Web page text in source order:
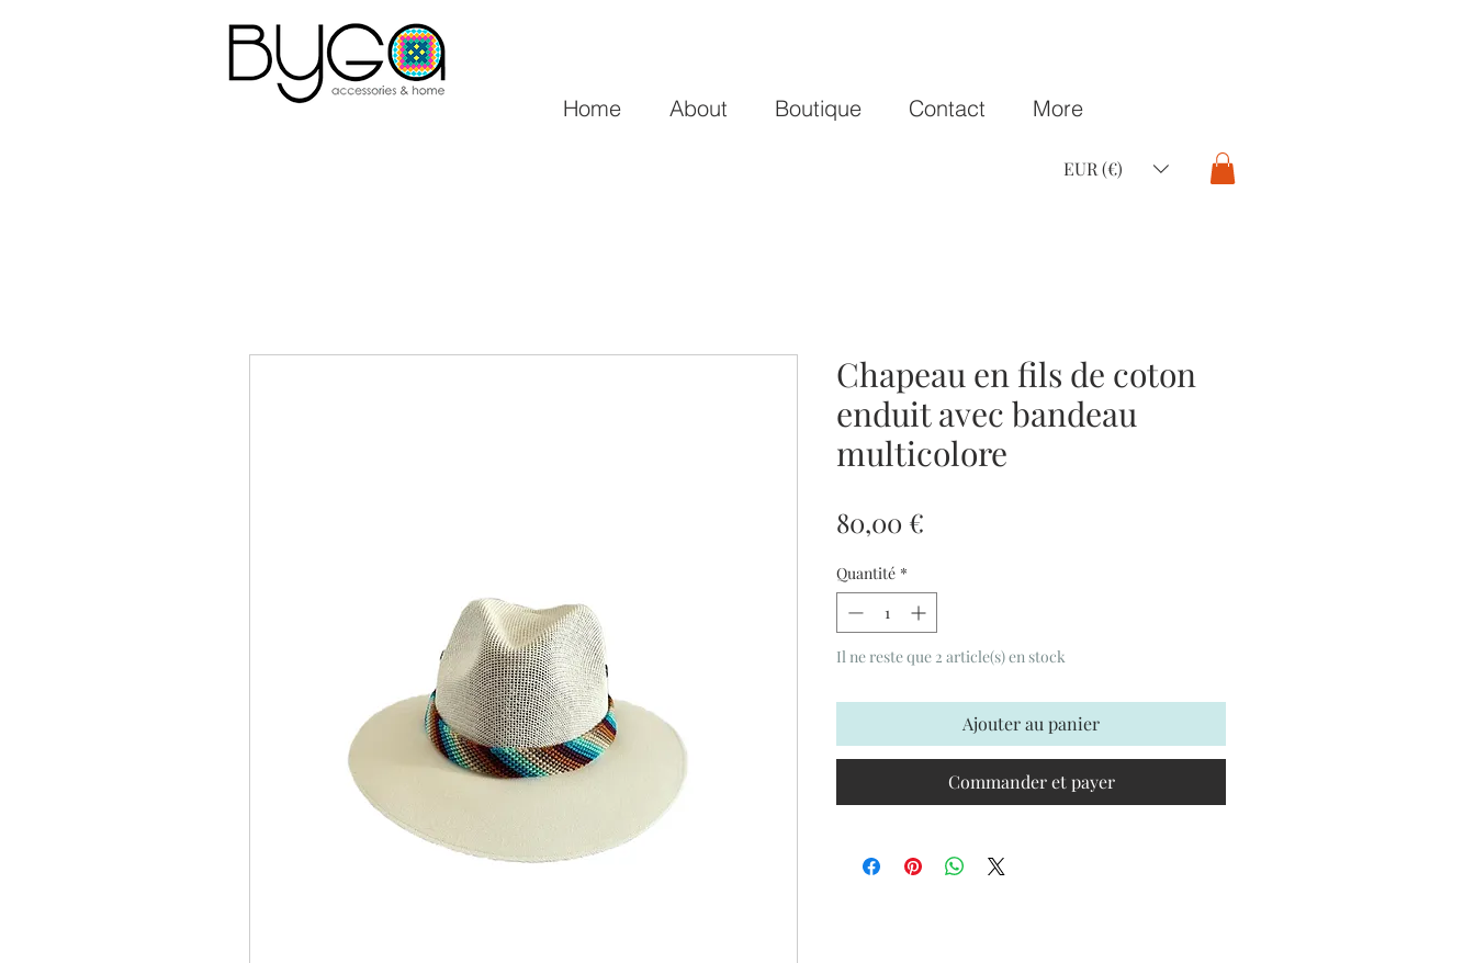
Home About Boutique Contact More
EUR (€)
Chapeau en fils de coton
enduit avec bandeau
multicolore
80,00 €
Quantité *
Il ne reste que 2 article(s) en stock
Ajouter au panier
Commander et payer